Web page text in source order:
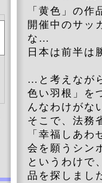
「黄色」の
開催中のサッ
な…
日本は前半
…と考えなが
色い羽根」
んなわけがな
そこで、法務
「幸福しあ
会を願うシン
というわけで
品を探しまし